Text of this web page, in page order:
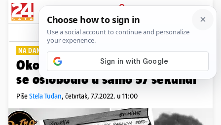
PRIJAVA
Lifestyle Komentari
NA DANAŠNJI DAN
Okovali ga i bacili u vodu, a on
se oslobodio u samo 57 sekundi
PišeStela Tuđan, četvrtak, 7.7.2022. u 11:00